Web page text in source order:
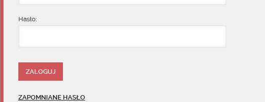
Hasło:
ZAPOMNIANE HASŁO